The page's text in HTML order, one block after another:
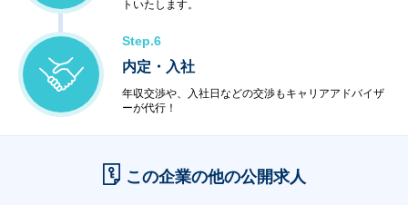
トいたします。
Step.6
内定・入社
年収交渉や、入社日などの交渉もキャリアアドバイザ
ーが代行！
この企業の他の公開求人